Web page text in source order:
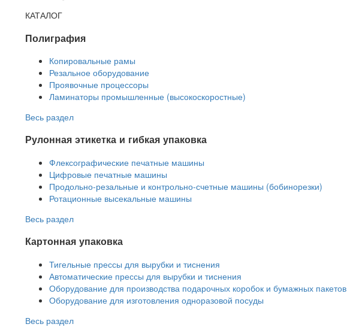
КАТАЛОГ
Полиграфия
Копировальные рамы
Резальное оборудование
Проявочные процессоры
Ламинаторы промышленные (высокоскоростные)
Весь раздел
Рулонная этикетка и гибкая упаковка
Флексографические печатные машины
Цифровые печатные машины
Продольно-резальные и контрольно-счетные машины (бобинорезки)
Ротационные высекальные машины
Весь раздел
Картонная упаковка
Тигельные прессы для вырубки и тиснения
Автоматические прессы для вырубки и тиснения
Оборудование для производства подарочных коробок и бумажных пакетов
Оборудование для изготовления одноразовой посуды
Весь раздел